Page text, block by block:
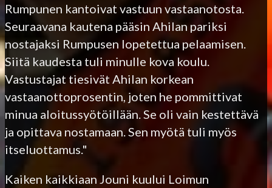
Rumpunen kantoivat vastuun vastaanotosta.
Seuraavana kautena pääsin Ahilan pariksi
nostajaksi Rumpusen lopetettua pelaamisen.
Siitä kaudesta tuli minulle kova koulu.
Vastustajat tiesivät Ahilan korkean
vastaanottoprosentin, joten he pommittivat
minua aloitussyötöillään. Se oli vain kestettävä
ja opittava nostamaan. Sen myötä tuli myös
itseluottamus."
Kaiken kaikkiaan Jouni kuului Loimun